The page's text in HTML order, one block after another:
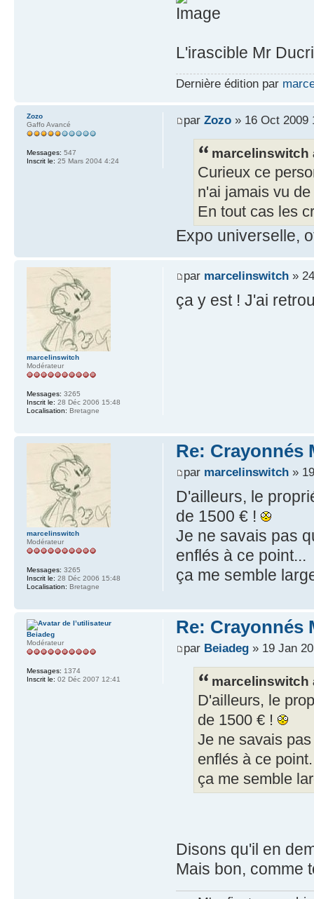
L'irascible Mr
Dernière édition par
par Zozo» 16 Oct 2009
marcelinswitch
Curieux ce
n'ai jamais vu
En tout cas les
Expo universelle,
Zozo
Gaffo Avancé
Messages: 547
Inscrit le: 25 Mars 2004 4:24
par marcelinswitch»
ça y est ! J'ai
marcelinswitch
Modérateur
Messages: 3265
Inscrit le: 28 Déc 2006 15:48
Localisation: Bretagne
Re: Crayonnés
par marcelinswitch»
D'ailleurs, le
de 1500 € !
Je ne savais pas
enflés à ce point...
ça me semble
marcelinswitch
Modérateur
Messages: 3265
Inscrit le: 28 Déc 2006 15:48
Localisation: Bretagne
Re: Crayonnés
par Beiadeg» 19 Jan
marcelinswitch
D'ailleurs, le
de 1500 € !
Je ne savais
enflés à ce
ça me semble
Disons qu'il en
Mais bon, comme
Beiadeg
Modérateur
Messages: 1374
Inscrit le: 02 Déc 2007 12:41